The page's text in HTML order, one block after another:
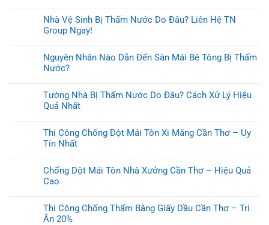
Nhà Vệ Sinh Bị Thấm Nước Do Đâu? Liên Hệ TN
Group Ngay!
Nguyên Nhân Nào Dẫn Đến Sàn Mái Bê Tông Bị Thấm
Nước?
Tường Nhà Bị Thấm Nước Do Đâu? Cách Xử Lý Hiệu
Quả Nhất
Thi Công Chống Dột Mái Tôn Xi Măng Cần Thơ – Uy
Tín Nhất
Chống Dột Mái Tôn Nhà Xưởng Cần Thơ – Hiệu Quả
Cao
Thi Công Chống Thấm Bằng Giấy Dầu Cần Thơ – Tri
Ân 20%